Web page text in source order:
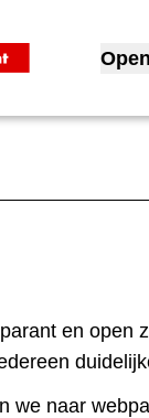
en open
we naar